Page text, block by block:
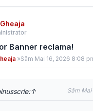
Banner reclama!
»Sâm Mai 16, 2026 8:08
scrie:↑ Sâm